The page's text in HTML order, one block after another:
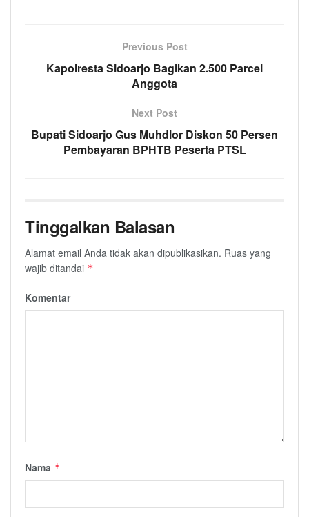
Previous Post
Kapolresta Sidoarjo Bagikan 2.500 Parcel
Anggota
Next Post
Bupati Sidoarjo Gus Muhdlor Diskon 50 Persen
Pembayaran BPHTB Peserta PTSL
Tinggalkan Balasan
Alamat email Anda tidak akan dipublikasikan. Ruas yang
wajib ditandai *
Komentar
Nama *